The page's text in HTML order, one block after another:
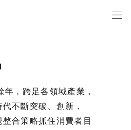
，跨足各領域產業，
不斷突破、創新，
合策略抓住消費者目